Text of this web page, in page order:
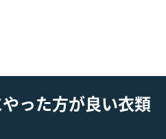
った方が良い衣類